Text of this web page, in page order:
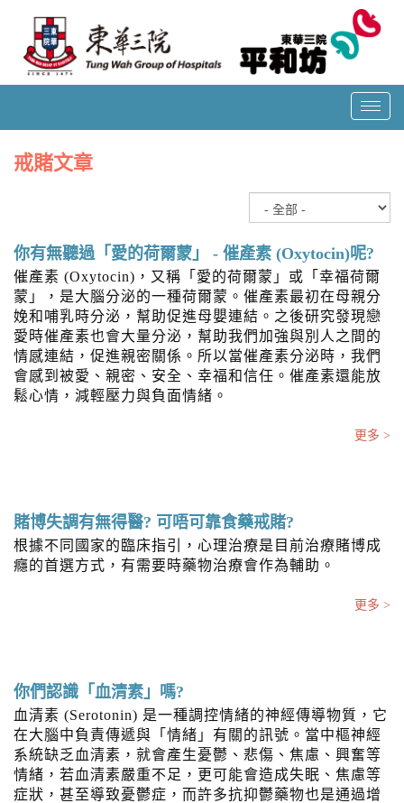
T
o
l
a
v
i
g
a
t
i
o
戒賭文章
你有無聽過「愛的荷爾蒙」 - 催產素 (Oxytocin)呢?
催產素 (Oxytocin)，又稱「愛的荷爾蒙」或「幸福荷爾
蒙」，是大腦分泌的一種荷爾蒙。催產素最初在母親分
娩和哺乳時分泌，幫助促進母嬰連結。之後研究發現戀
愛時催產素也會大量分泌，幫助我們加強與別人之間的
情感連結，促進親密關係。所以當催產素分泌時，我們
會感到被愛、親密、安全、幸福和信任。催產素還能放
鬆心情，減輕壓力與負面情緒。
更多 >
賭博失調有無得醫? 可唔可靠食藥戒賭?
根據不同國家的臨床指引，心理治療是目前治療賭博成
癮的首選方式，有需要時藥物治療會作為輔助。
更多 >
你們認識「血清素」嗎?
血清素 (Serotonin) 是一種調控情緒的神經傳導物質，它
在大腦中負責傳遞與「情緒」有關的訊號。當中樞神經
系統缺乏血清素，就會產生憂鬱、悲傷、焦慮、興奮等
情緒，若血清素嚴重不足，更可能會造成失眠、焦慮等
症狀，甚至導致憂鬱症，而許多抗抑鬱藥物也是通過增